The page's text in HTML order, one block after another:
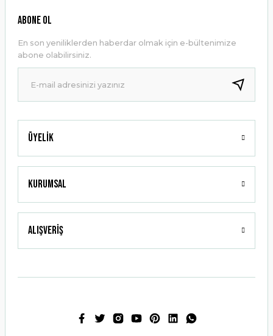
Ürün resmi kalitesiz, bozuk veya görüntülenemiyor.
Ürün bilgilerinde hatalar bulunuyor.
Ürün fiyatı diğer sitelerden daha pahalı.
Bu ürüne benzer farklı alternatifler olmalı.
Gönder
Üyelik
Kurumsal
Alışveriş
ABONE OL
En son yeniliklerden haberdar olmak için e-bültenimize
abone olabilirsiniz.